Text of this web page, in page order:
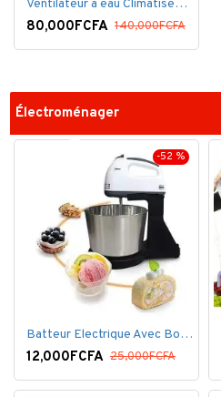
Ventilateur a eau Climatiseur Mobile Grand Model.
80,000FCFA 140,000FCFA
Électroménager
-52 %
Batteur Electrique Avec Bol en inox
12,000FCFA 25,000FCFA